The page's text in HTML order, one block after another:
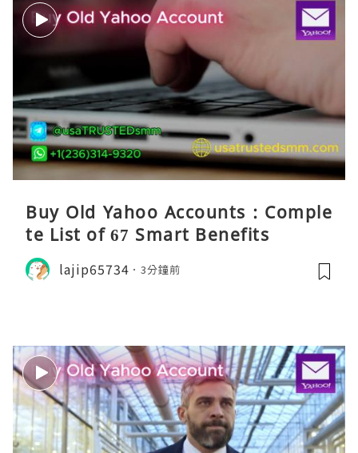
Buy Old Yahoo Accounts : Comple
te List of 67 Smart Benefits
lajip65734 3分鐘前